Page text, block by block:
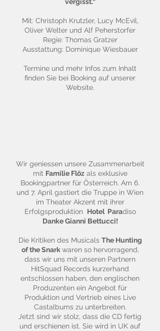
Mit: Christoph Krutzler, Lucy McEvil,
Oliver Welter und Alf Peherstorfer
Regie: Thomas Gratzer
Ausstattung: Dominique Wiesbauer
Termine und mehr Infos zum Inhalt
finden Sie bei Booking auf unserer
Website.
Wir geniessen unsere Zusammenarbeit
mit Familie Flözals exklusive
Bookingpartner für Österreich. Am 6.
und 7. April gastiert die Truppe in Wien
im Theater Akzent mit ihrer
Erfolgsproduktion Hotel Paradiso
Danke Gianni Bettucci!
Die Kritiken des Musicals The Hunting
of the Snarkwaren so hervorragend,
dass wir uns mit unseren Partnern
HitSquad Records kurzerhand
entschlossen haben, den englischen
Produzenten ein Angebot für
Produktion und Vertrieb eines Live
Castalbums zu unterbreiten.
Jetzt sind wir stolz, dass die CD fertig
und erschienen ist. Sie wird in UK auf